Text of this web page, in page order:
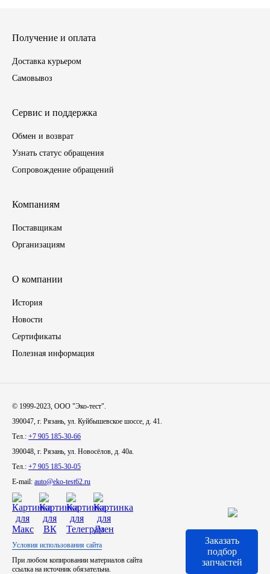
Получение и оплата
Доставка курьером
Самовывоз
Сервис и поддержка
Обмен и возврат
Узнать статус обращения
Сопровождение обращений
Компаниям
Поставщикам
Организациям
О компании
История
Новости
Сертификаты
Полезная информация
© 1999-2023, ООО "Эко-тест".
390047, г. Рязань, ул. Куйбышевское шоссе, д. 41.
Тел.: +7 905 185-30-66
390048, г. Рязань, ул. Новосёлов, д. 40а.
Тел.: +7 905 185-30-05
E-mail: auto@eko-test62.ru
Условия использования сайта
При любом копировании материалов сайта
ссылка на источник обязательна.
Заказать
подбор
запчастей